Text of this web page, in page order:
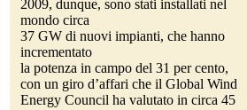
2009, dunque, sono stati installati nel
mondo circa
37 GW di nuovi impianti, che hanno
incrementato
la potenza in campo del 31 per cento,
con un giro d’affari che il Global Wind
Energy Council ha valutato in circa 45